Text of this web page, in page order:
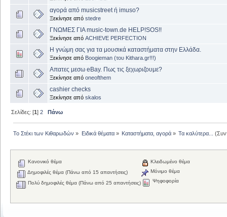
αγορά από musicstreet ή imuso?
Ξεκίνησε από stedre
ΓΝΩΜΕΣ ΓΙΑ music-town.de HELP!SOS!!
Ξεκίνησε από ACHIEVE PERFECTION
Η γνώμη σας για τα μουσικά καταστήματα στην Ελλάδα.
Ξεκίνησε από Boogieman (του Kithara.gr!!!)
Απατες μεσω eBay. Πως τις ξεχωριζουμε?
Ξεκίνησε από oneofthem
cashier checks
Ξεκίνησε από skalos
Σελίδες: [1]2 Πάνω
Το Στέκι των Κιθαρωδών » Ειδικά θέματα» Καταστήματα, αγορά» Τα καλύτερα...
Κανονικό θέμα
Δημοφιλές θέμα (Πάνω από 15 απαντήσεις)
Πολύ δημοφιλές θέμα (Πάνω από 25 απαντήσεις)
Κλειδωμένο θέμα
Μόνιμο θέμα
Ψηφοφορία